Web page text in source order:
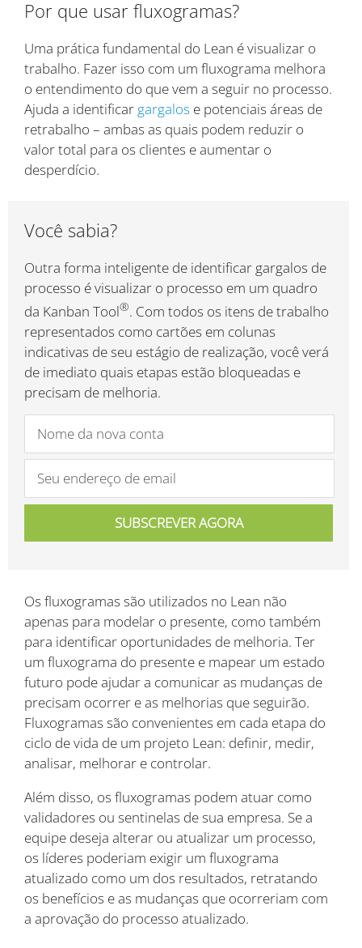
Por que usar fluxogramas?
Uma prática fundamental do Lean é visualizar o
trabalho. Fazer isso com um fluxograma melhora
o entendimento do que vem a seguir no processo.
Ajuda a identificar gargalos e potenciais áreas de
retrabalho – ambas as quais podem reduzir o
valor total para os clientes e aumentar o
desperdício.
Você sabia?
Outra forma inteligente de identificar gargalos de
processo é visualizar o processo em um quadro
da Kanban Tool®. Com todos os itens de trabalho
representados como cartões em colunas
indicativas de seu estágio de realização, você verá
de imediato quais etapas estão bloqueadas e
precisam de melhoria.
Os fluxogramas são utilizados no Lean não
apenas para modelar o presente, como também
para identificar oportunidades de melhoria. Ter
um fluxograma do presente e mapear um estado
futuro pode ajudar a comunicar as mudanças de
precisam ocorrer e as melhorias que seguirão.
Fluxogramas são convenientes em cada etapa do
ciclo de vida de um projeto Lean: definir, medir,
analisar, melhorar e controlar.
Além disso, os fluxogramas podem atuar como
validadores ou sentinelas de sua empresa. Se a
equipe deseja alterar ou atualizar um processo,
os líderes poderiam exigir um fluxograma
atualizado como um dos resultados, retratando
os benefícios e as mudanças que ocorreriam com
a aprovação do processo atualizado.